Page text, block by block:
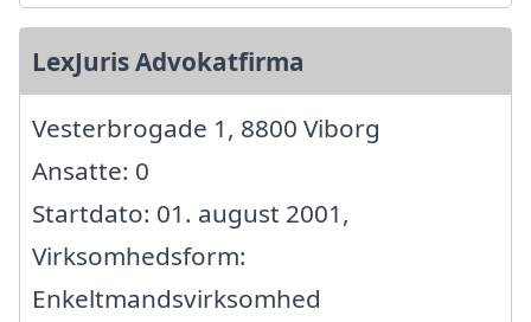
LexJuris Advokatfirma
Vesterbrogade 1, 8800 Viborg
Ansatte: 0
Startdato: 01. august 2001,
Virksomhedsform:
Enkeltmandsvirksomhed